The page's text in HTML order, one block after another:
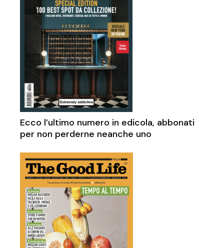
Ecco l’ultimo numero in edicola, abbonati
per non perderne neanche uno